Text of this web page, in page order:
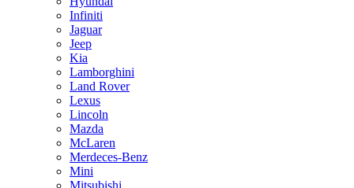
Infiniti
Jaguar
Jeep
Kia
Lamborghini
Land Rover
Lexus
Lincoln
Mazda
McLaren
Merdeces-Benz
Mini
Mitsubishi